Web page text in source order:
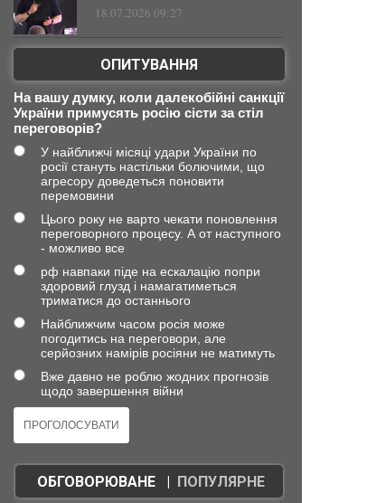
18.07.2026 09:27
ОПИТУВАННЯ
На вашу думку, коли далекобійні санкції
України примусять росію сісти за стіл
переговорів?
У найближчі місяці удари України по
росії стануть настільки болючими, що
агресору доведеться поновити
перемовини
Цього року не варто чекати поновлення
переговорного процесу. А от наступного
- можливо все
рф навпаки піде на ескалацію попри
здоровий глузд і намагатиметься
триматися до останнього
Найближчим часом росія може
погодитись на переговори, але
серйозних намірів росіяни не матимуть
Вже давно не роблю жодних прогнозів
щодо завершення війни
ОБГОВОРЮВАНЕ| ПОПУЛЯРНЕ